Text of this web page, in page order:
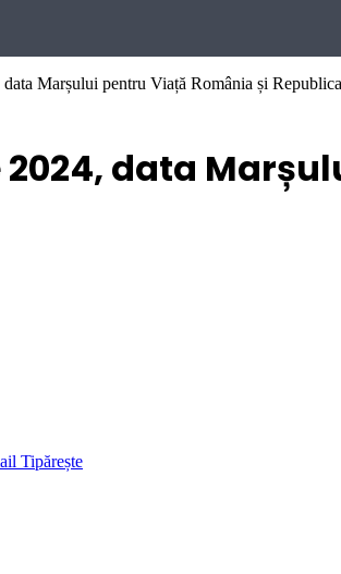
data Marșului pentru Viață România și
data
Tipărește